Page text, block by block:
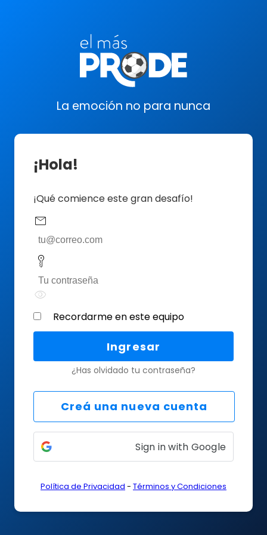
La emoción no para nunca
¡Hola!
¡Qué comience este gran desafío!
mail
key_vertical
visibility
Recordarme en este equipo
Ingresar
¿Has olvidado tu contraseña?
Creá una nueva cuenta
Sign in with Google
Política de Privacidad - Términos y Condiciones